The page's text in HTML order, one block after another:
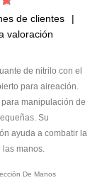
of 5
de clientes
|
valoración
de nitrilo con el
para aireación.
para manipulación de
Su
ayuda a combatir la
las manos.
De Manos